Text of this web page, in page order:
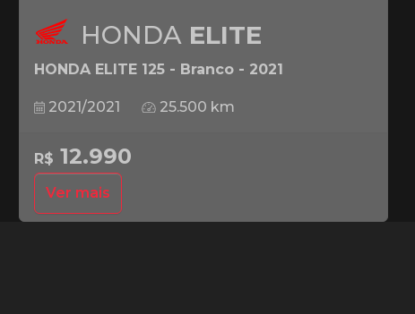
HONDA ELITE
HONDA ELITE 125 - Branco - 2021
2021/2021 25.500 km
R$ 12.990
Ver mais